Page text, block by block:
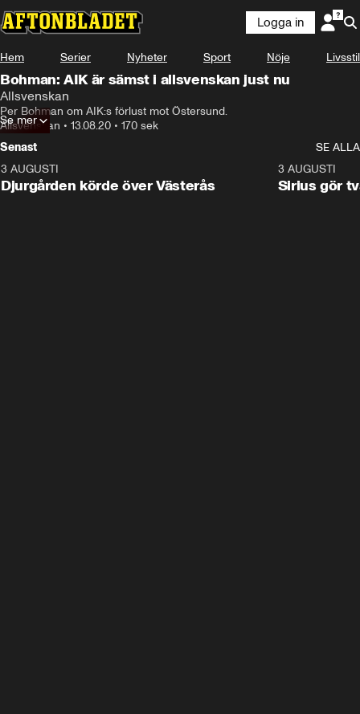
Logga in
Hem Serier Nyheter Sport Nöje Livsstil
Bohman: AIK är sämst i allsvenskan just nu
Allsvenskan
Per Bohman om AIK:s förlust mot Östersund.
Allsvenskan • 13.08.20 • 170 sek
Se mer
Senast
SE ALLA
3 AUGUSTI
Djurgården körde över Västerås
3 AUGUSTI
Sirius gör